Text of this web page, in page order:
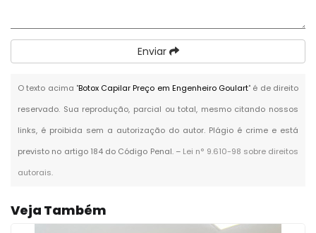
Enviar
O texto acima "Botox Capilar Preço em Engenheiro Goulart" é de direito
reservado. Sua reprodução, parcial ou total, mesmo citando nossos
links, é proibida sem a autorização do autor. Plágio é crime e está
previsto no artigo 184 do Código Penal. – Lei n° 9.610-98 sobre direitos
autorais.
Veja Também